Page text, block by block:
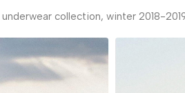
collection, winter 2018-